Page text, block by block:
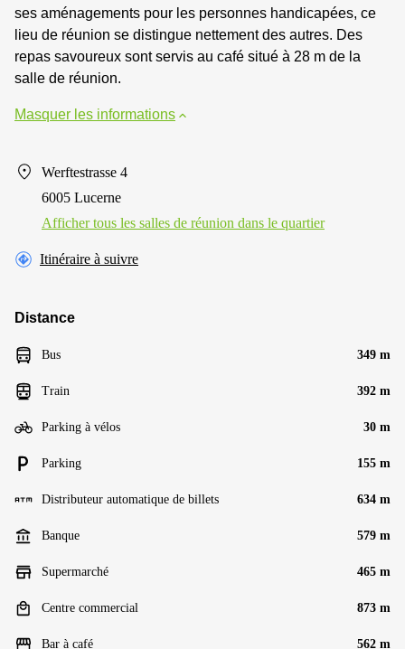
ses aménagements pour les personnes handicapées, ce
lieu de réunion se distingue nettement des autres. Des
repas savoureux sont servis au café situé à 28 m de la
salle de réunion.
Masquer les informations
Werftestrasse 4
6005 Lucerne
Afficher tous les salles de réunion dans le quartier
Itinéraire à suivre
Distance
Bus 349 m
Train 392 m
Parking à vélos 30 m
Parking 155 m
Distributeur automatique de billets 634 m
Banque 579 m
Supermarché 465 m
Centre commercial 873 m
Bar à café 562 m